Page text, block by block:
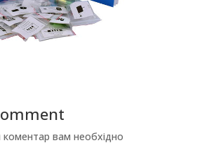
вам необхідно